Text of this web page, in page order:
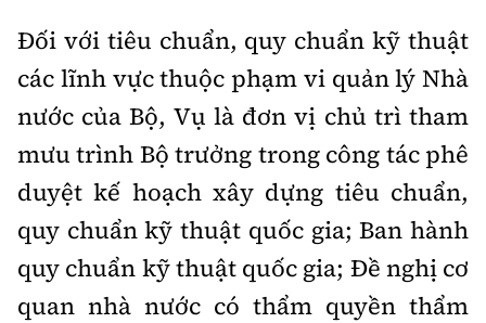
Đối với tiêu chuẩn, quy chuẩn kỹ thuật
các lĩnh vực thuộc phạm vi quản lý Nhà
nước của Bộ, Vụ là đơn vị chủ trì tham
mưu trình Bộ trưởng trong công tác phê
duyệt kế hoạch xây dựng tiêu chuẩn,
quy chuẩn kỹ thuật quốc gia; Ban hành
quy chuẩn kỹ thuật quốc gia; Đề nghị cơ
quan nhà nước có thẩm quyền thẩm